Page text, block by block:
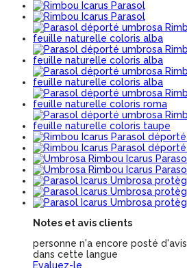
Notes et avis clients
personne n'a encore posté d'avis
dans cette langue
Evaluez-le